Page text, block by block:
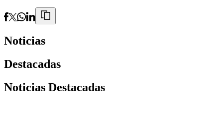
Noticias
Destacadas
Noticias Destacadas